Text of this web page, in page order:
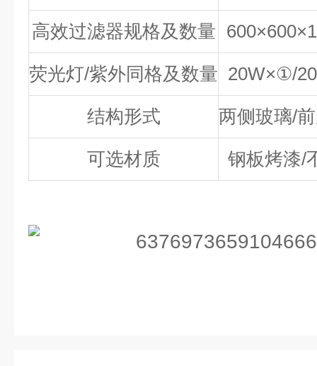
高效过滤器规格及数量
荧光灯/紫外同格及数量 20W×①/
结构形式
两侧玻璃/
可选材质
钢板烤漆/